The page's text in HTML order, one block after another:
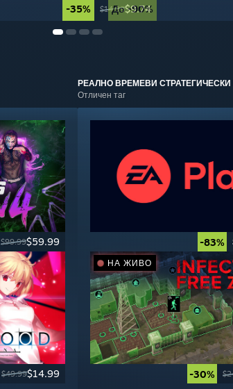
-35% $14.99$9.74
До -90%
$99.99$59.99
$49.99$14.99
РЕАЛНО ВРЕМЕВИ СТРАТЕГИЧЕСКИ
Отличен таг
-83%
-30%
НА ЖИВО